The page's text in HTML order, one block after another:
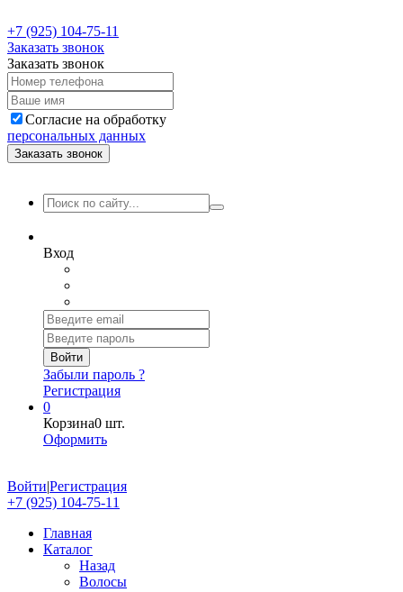
+7 (925) 104-75-11
Заказать звонок
Заказать звонок
Согласие на обработку
персональных данных
Заказать звонок
Вход
Войти
Забыли пароль ?
Регистрация
0
Корзина0 шт.
Оформить
Войти|Регистрация
+7 (925) 104-75-11
Главная
Каталог
Назад
Волосы